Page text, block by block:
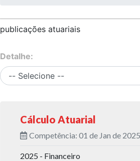
publicações atuariais
Detalhe:
Cálculo Atuarial
Competência: 01 de Jan de 2025
2025 - Financeiro